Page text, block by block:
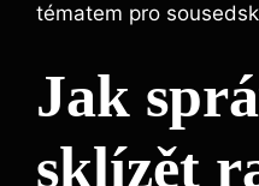
tématem pro
Jak
sklízět